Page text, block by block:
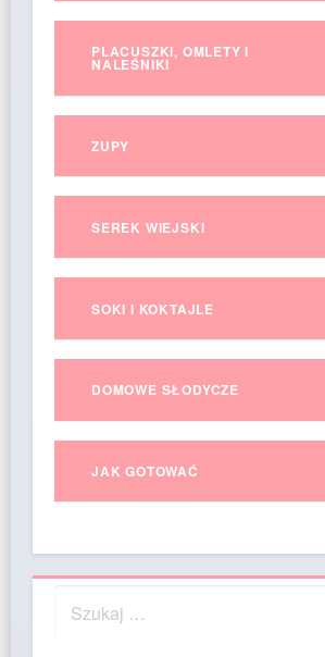
PLACUSZKI, OMLETY I
NALEŚNIKI
ZUPY
SEREK WIEJSKI
SOKI I KOKTAJLE
DOMOWE SŁODYCZE
JAK GOTOWAĆ